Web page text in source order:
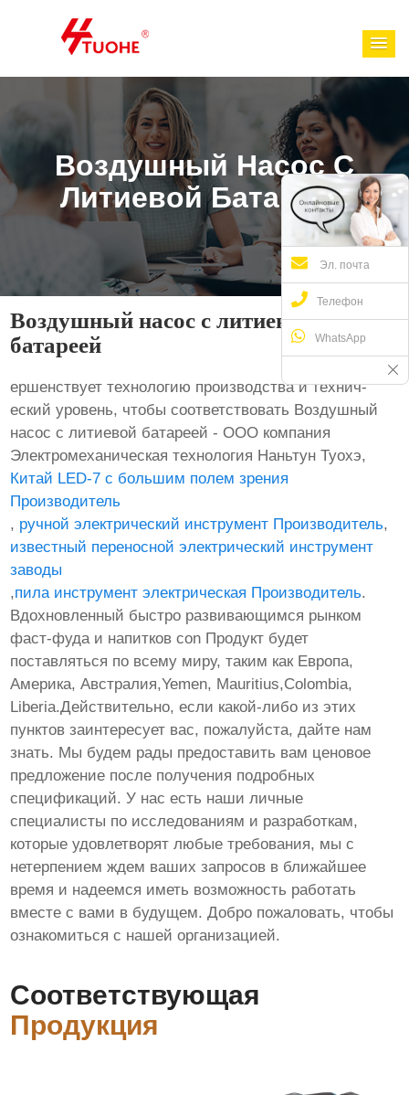
Воздушный Насос С
Литиевой Батареей
Воздушный насос с литиевой
батареей
ершенствует технологию производства и технич-
еский уровень, чтобы соответствовать Воздушный
насос с литиевой батареей - ООО компания
Электромеханическая технология Наньтун Туохэ,
Китай LED-7 с большим полем зрения
Производитель
, ручной электрический инструмент Производитель,
известный переносной электрический инструмент
заводы
,пила инструмент электрическая Производитель.
Вдохновленный быстро развивающимся рынком
фаст-фуда и напитков con Продукт будет
поставляться по всему миру, таким как Европа,
Америка, Австралия,Yemen, Mauritius,Colombia,
Liberia.Действительно, если какой-либо из этих
пунктов заинтересует вас, пожалуйста, дайте нам
знать. Мы будем рады предоставить вам ценовое
предложение после получения подробных
спецификаций. У нас есть наши личные
специалисты по исследованиям и разработкам,
которые удовлетворят любые требования, мы с
нетерпением ждем ваших запросов в ближайшее
время и надеемся иметь возможность работать
вместе с вами в будущем. Добро пожаловать, чтобы
ознакомиться с нашей организацией.
Соответствующая
Продукция
Эл. почта
Телефон
WhatsApp